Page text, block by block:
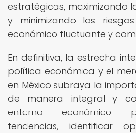
estratégicas, maximizando
y minimizando los
económico fluctuante y
En definitiva, la estrecha
política económica y el
en México subraya la
de manera integral y
entorno económico
tendencias, identificar